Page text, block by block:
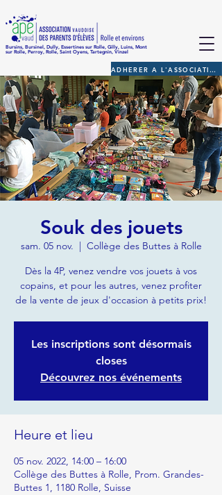
Bursins, Bursinel, Dully, Essertines sur Rolle, Gilly, Luins, Mont
sur Rolle, Perroy, Rolle, Saint Oyens, Tartegnin, Vinzel
ADHERER A L'ASSOCIATION
Souk des jouets
sam. 05 nov.
  |
Collège des Buttes à Rolle
Dès la 4P, venez vendre vos jouets à vos
copains, et pour les autres, venez profiter
de la vente de jeux d'occasion à petits prix!
Les inscriptions sont désormais
closes
Découvrez nos événements
Heure et lieu
05 nov. 2022, 14:00 – 16:00
Collège des Buttes à Rolle, Prom. Grandes-
Buttes 1, 1180 Rolle, Suisse